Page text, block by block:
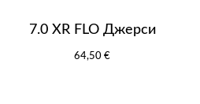
7.0 XR FLO Джерси
64,50 €